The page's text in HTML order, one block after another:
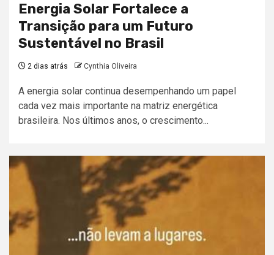
Energia Solar Fortalece a
Transição para um Futuro
Sustentável no Brasil
2 dias atrás Cynthia Oliveira
A energia solar continua desempenhando um papel
cada vez mais importante na matriz energética
brasileira. Nos últimos anos, o crescimento...